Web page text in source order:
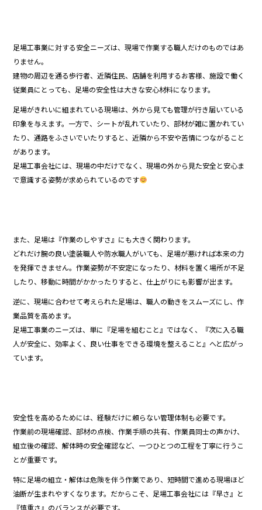
足場工事業に対する安全ニーズは、現場で作業する職人だけのものではあ
りません。
建物の周辺を通る歩行者、近隣住民、店舗を利用するお客様、施設で働く
従業員にとっても、足場の安全性は大きな安心材料になります。
足場がきれいに組まれている現場は、外から見ても管理が行き届いている
印象を与えます。一方で、シートが乱れていたり、部材が雑に置かれてい
たり、通路をふさいでいたりすると、近隣から不安や苦情につながること
があります。
足場工事会社には、現場の中だけでなく、現場の外から見た安全と安心ま
で意識する姿勢が求められているのです
また、足場は『作業のしやすさ』にも大きく関わります。
どれだけ腕の良い塗装職人や防水職人がいても、足場が悪ければ本来の力
を発揮できません。作業姿勢が不安定になったり、材料を置く場所が不足
したり、移動に時間がかかったりすると、仕上がりにも影響が出ます。
逆に、現場に合わせて考えられた足場は、職人の動きをスムーズにし、作
業品質を高めます。
足場工事業のニーズは、単に『足場を組むこと』ではなく、『次に入る職
人が安全に、効率よく、良い仕事をできる環境を整えること』へと広がっ
ています。
安全性を高めるためには、経験だけに頼らない管理体制も必要です。
作業前の現場確認、部材の点検、作業手順の共有、作業員同士の声かけ、
組立後の確認、解体時の安全確認など、一つひとつの工程を丁寧に行うこ
とが重要です。
特に足場の組立・解体は危険を伴う作業であり、短時間で進める現場ほど
油断が生まれやすくなります。だからこそ、足場工事会社には『早さ』と
『慎重さ』のバランスが必要です。